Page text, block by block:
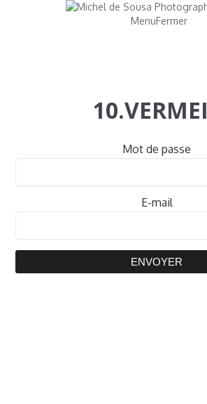
MenuFermer
Mot de passe
E-mail
ENVOYER